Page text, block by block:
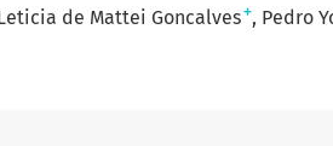
de Mattei Goncalves+ Pedro